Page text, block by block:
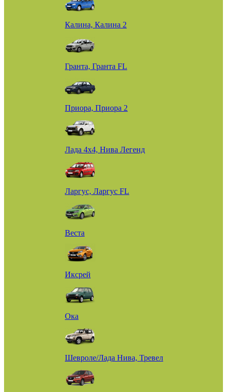
Калина, Калина 2
Гранта, Гранта FL
Приора, Приора 2
Лада 4х4, Нива Легенд
Ларгус, Ларгус FL
Веста
Иксрей
Ока
Шевроле/Лада Нива, Тревел